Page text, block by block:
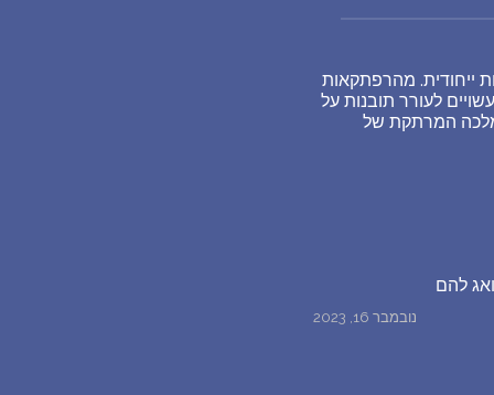
ייחודית. מהרפתקאות
לעורר תובנות על
המרתקת של
להם
נובמבר 16, 2023